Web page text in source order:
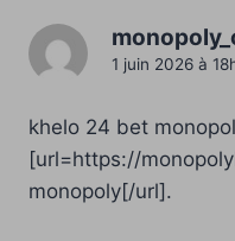
1 juin 2026 à
khelo 24 bet
[url=https://
monopoly[/url].